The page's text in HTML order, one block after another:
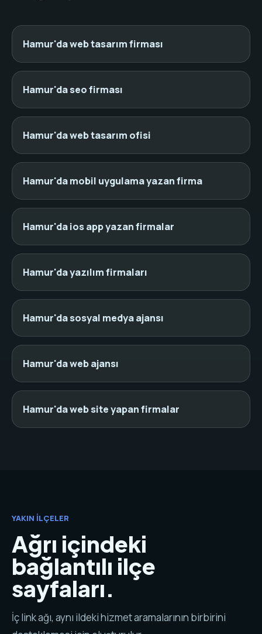
Hamur'da web tasarım firması
Hamur'da seo firması
Hamur'da web tasarım ofisi
Hamur'da mobil uygulama yazan firma
Hamur'da ios app yazan firmalar
Hamur'da yazılım firmaları
Hamur'da sosyal medya ajansı
Hamur'da web ajansı
Hamur'da web site yapan firmalar
YAKIN İLÇELER
Ağrı içindeki
bağlantılı ilçe
sayfaları.
İç link ağı, aynı ildeki hizmet aramalarının birbirini